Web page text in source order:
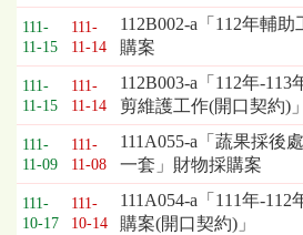
111-
11-15
111-
11-14
112B002-a「112年輔
購案
111-
11-15
111-
11-14
112B003-a「112年-
剪維護工作(開口契約)
111-
11-09
111-
11-08
111A055-a「蔬果採後
一套」財物採購案
111-
10-17
111-
10-14
111A054-a「111年-
購案(開口契約)」